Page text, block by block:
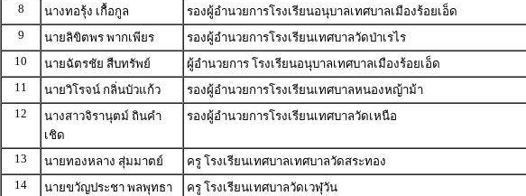
8
นางทอรุ้ง เกื้อกูล รองผู้อำนวยการโรงเรียนอนุบาลเทศบาลเมืองร้อยเอ็ด
9
นายลิขิตพร พากเพียร รองผู้อำนวยการโรงเรียนเทศบาลวัดป่าเรไร
10
นายฉัตรชัย สืบทรัพย์ ผู้อำนวยการ โรงเรียนอนุบาลเทศบาลเมืองร้อยเอ็ด
11
นายวิโรจน์ กลิ่นบัวแก้ว รองผู้อำนวยการโรงเรียนเทศบาลหนองหญ้าม้า
12
นางสาวจิรานุตม์ ถินคำ
เชิด
รองผู้อำนวยการโรงเรียนเทศบาลวัดเหนือ
13 นายทองหลาง สุ่มมาตย์ ครู โรงเรียนเทศบาลเทศบาลวัดสระทอง
14
นายขวัญประชา พลพุทธา ครู โรงเรียนเทศบาลวัดเวฬุวัน